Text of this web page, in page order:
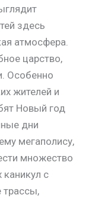
здесь
атмосфера.
царство,
Особенно
жителей и
Новый год
дни
мегаполису,
множество
с